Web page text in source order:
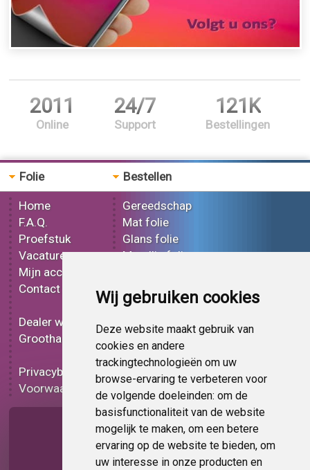
Wij gebruiken cookies
Deze website maakt gebruik van
cookies en andere
trackingtechnologieën om uw
browse-ervaring te verbeteren voor
de volgende doeleinden: om de
basisfunctionaliteit van de website
mogelijk te maken, om een betere
ervaring op de website te bieden, om
uw interesse in onze producten en
2011
Online
24/7
Support
121K
Bestellingen
Folie
Home
F.A.Q.
Proefstuk
Vacatures
Mijn account
Contact
Dealer worden
Groothandel
Privacybeleid
Voorwaarden
Bestellen
Gereedschap
Mat folie
Glans folie
Metallic folie
Effect folie
Bedrukt folie
Carbon folie
Tint folie
Functionele folie
Folie korting
Op bestelling
Pagina delen